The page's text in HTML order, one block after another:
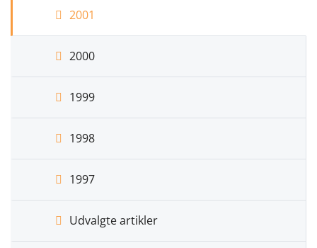
2001
2000
1999
1998
1997
Udvalgte artikler